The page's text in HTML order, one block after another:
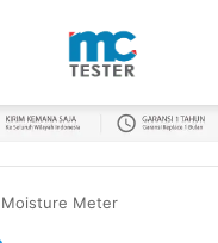
Moisture Meter